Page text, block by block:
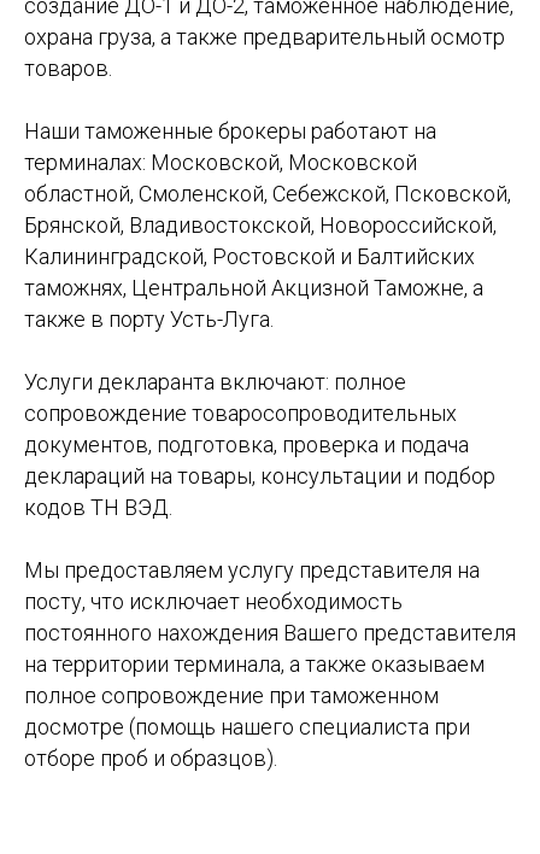
создание ДО-1 и ДО-2, таможенное наблюдение,
охрана груза, а также предварительный осмотр
товаров.
Наши таможенные брокеры работают на
терминалах: Московской, Московской
областной, Смоленской, Себежской, Псковской,
Брянской, Владивостокской, Новороссийской,
Калининградской, Ростовской и Балтийских
таможнях, Центральной Акцизной Таможне, а
также в порту Усть-Луга.
Услуги декларанта включают: полное
сопровождение товаросопроводительных
документов, подготовка, проверка и подача
деклараций на товары, консультации и подбор
кодов ТН ВЭД.
Мы предоставляем услугу представителя на
посту, что исключает необходимость
постоянного нахождения Вашего представителя
на территории терминала, а также оказываем
полное сопровождение при таможенном
досмотре (помощь нашего специалиста при
отборе проб и образцов).